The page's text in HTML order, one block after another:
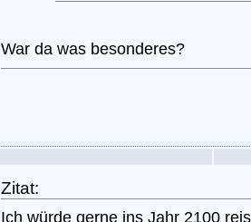
War da was besonderes?
Zitat:
Ich würde gerne ins Jahr 2100